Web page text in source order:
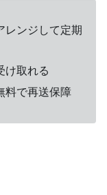
レンジして定期
け取れる
料で再送保障